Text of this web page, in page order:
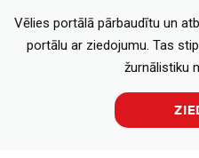
Vēlies portālā pārbaudītu un
portālu ar ziedojumu. Tas
žurnālistiku